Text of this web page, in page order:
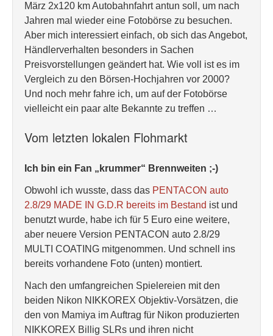
März 2x120 km Autobahnfahrt antun soll, um nach
Jahren mal wieder eine Fotobörse zu besuchen.
Aber mich interessiert einfach, ob sich das Angebot,
Händlerverhalten besonders in Sachen
Preisvorstellungen geändert hat. Wie voll ist es im
Vergleich zu den Börsen-Hochjahren vor 2000?
Und noch mehr fahre ich, um auf der Fotobörse
vielleicht ein paar alte Bekannte zu treffen …
Vom letzten lokalen Flohmarkt
Ich bin ein Fan „krummer“ Brennweiten ;-)
Obwohl ich wusste, dass das PENTACON auto
2.8/29 MADE IN G.D.R bereits im Bestand ist und
benutzt wurde, habe ich für 5 Euro eine weitere,
aber neuere Version PENTACON auto 2.8/29
MULTI COATING mitgenommen. Und schnell ins
bereits vorhandene Foto (unten) montiert.
Nach den umfangreichen Spielereien mit den
beiden Nikon NIKKOREX Objektiv-Vorsätzen, die
den von Mamiya im Auftrag für Nikon produzierten
NIKKOREX Billig SLRs und ihren nicht